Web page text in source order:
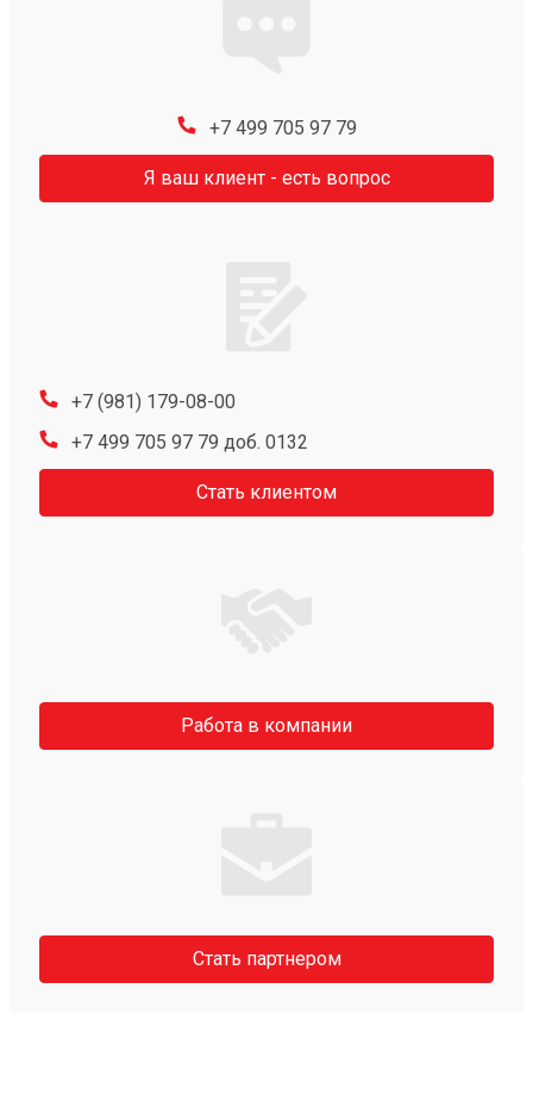
+7 499 705 97 79
Я ваш клиент - есть вопрос
+7 (981) 179-08-00
+7 499 705 97 79 доб. 0132
Стать клиентом
Работа в компании
Стать партнером